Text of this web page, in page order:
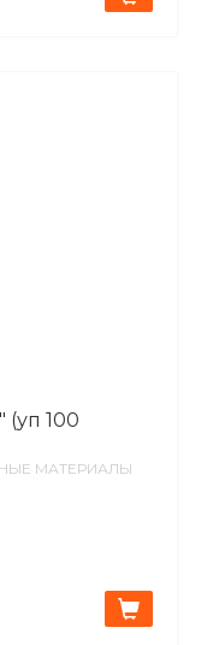
(уп 100
МАТЕРИАЛЫ